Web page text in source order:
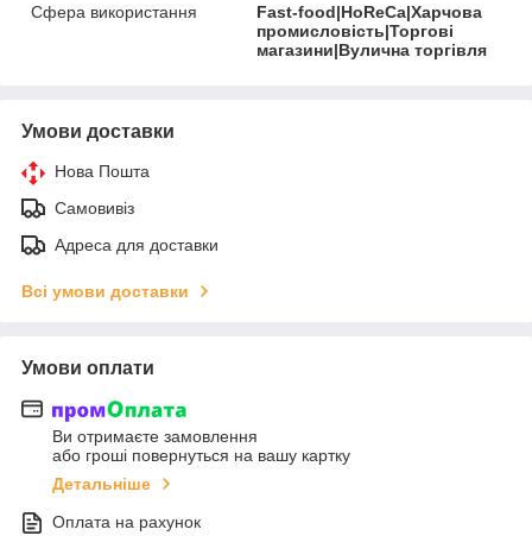
Сфера використання
Fast-food|HoReCa|Харчова
промисловість|Торгові
магазини|Вулична торгівля
Умови доставки
Нова Пошта
Самовивіз
Адреса для доставки
Всі умови доставки
Умови оплати
Ви отримаєте замовлення
або гроші повернуться на вашу картку
Детальніше
Оплата на рахунок